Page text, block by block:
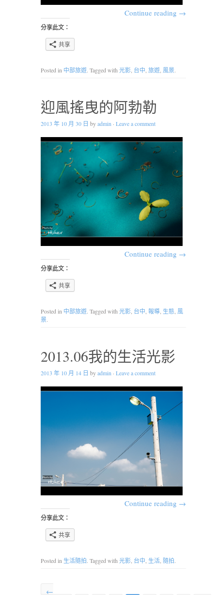
Continue reading →
分享此文：
共享
Posted in 中部旅遊. Tagged with光影, 台中, 旅遊, 風景.
迎風搖曳的阿勃勒
2013 年 10 月 30 日 byadmin · Leave a comment
Continue reading →
分享此文：
共享
Posted in 中部旅遊. Tagged with光影, 台中, 報導, 生態, 風
景.
2013.06我的生活光影
2013 年 10 月 14 日 byadmin · Leave a comment
Continue reading →
分享此文：
共享
Posted in 生活隨拍. Tagged with光影, 台中, 生活, 隨拍.
←